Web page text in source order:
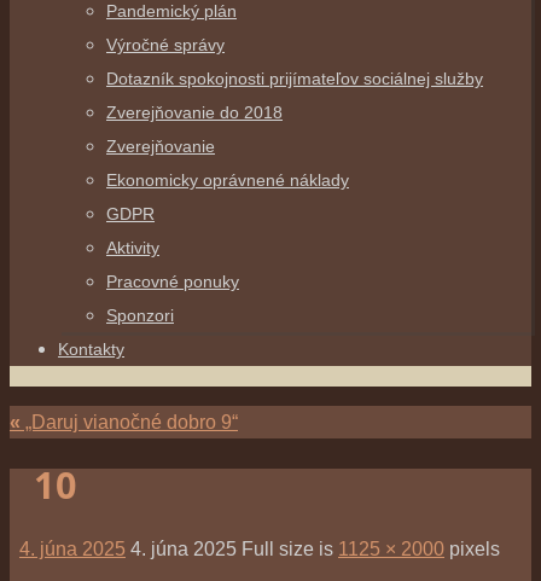
Pandemický plán
Výročné správy
Dotazník spokojnosti prijímateľov sociálnej služby
Zverejňovanie do 2018
Zverejňovanie
Ekonomicky oprávnené náklady
GDPR
Aktivity
Pracovné ponuky
Sponzori
Kontakty
« „Daruj vianočné dobro 9“
10
4. júna 2025 4. júna 2025 Full size is 1125 × 2000 pixels